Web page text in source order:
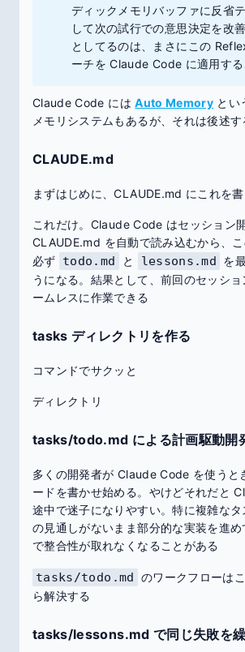
ディックメモリバッファに反省
して次の試行での意思決定を改
としてるのは、まさにこの
ーチを Claude Code に適用する
Claude Code にはAuto Memory とい
メモリシステムもあるが、それは後述す
CLAUDE.md
まずはじめに、CLAUDE.md にこれを書
これだけ。Claude Code はセッション
CLAUDE.md を自動で読み込むから、
必ず todo.md と lessons.md を
うになる。結果として、前回のセッシ
ームレスに作業できる
tasks ディレクトリを作る
コマンドでサクッと
ディレクトリ
tasks/todo.md による計画駆動開
多くの開発者が Claude Code を使うと
ードを書かせ始める。やけどそれだと
途中で迷子になりやすい。特に複雑な
の見通しがないまま部分的な実装を進め
で整合性が取れなくなることがある
tasks/todo.md のワークフローは
ら解決する
tasks/lessons.md で同じ失敗を